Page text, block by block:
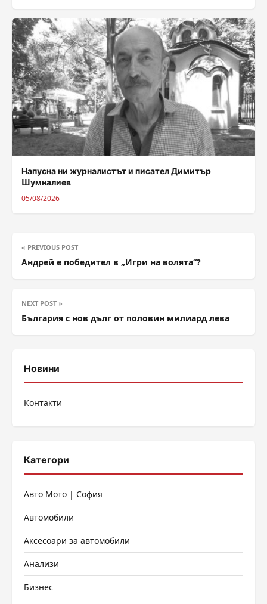
Напусна ни журналистът и писател Димитър
Шумналиев
05/08/2026
« PREVIOUS POST
Андрей е победител в „Игри на волята“?
NEXT POST »
България с нов дълг от половин милиард лева
Новини
Контакти
Категори
Авто Мото | София
Автомобили
Аксесоари за автомобили
Анализи
Бизнес